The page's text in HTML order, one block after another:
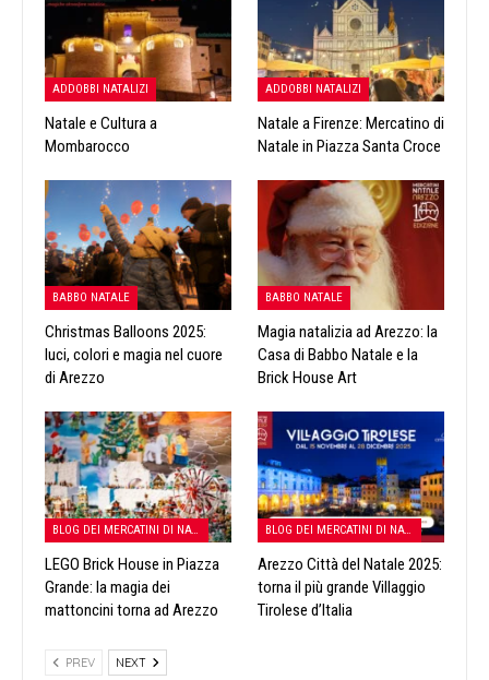
ADDOBBI NATALIZI
Natale e Cultura a
Mombarocco
ADDOBBI NATALIZI
Natale a Firenze: Mercatino di
Natale in Piazza Santa Croce
BABBO NATALE
Christmas Balloons 2025:
luci, colori e magia nel cuore
di Arezzo
BABBO NATALE
Magia natalizia ad Arezzo: la
Casa di Babbo Natale e la
Brick House Art
BLOG DEI MERCATINI DI NATALE
LEGO Brick House in Piazza
Grande: la magia dei
mattoncini torna ad Arezzo
BLOG DEI MERCATINI DI NATALE
Arezzo Città del Natale 2025:
torna il più grande Villaggio
Tirolese d’Italia
PREV NEXT